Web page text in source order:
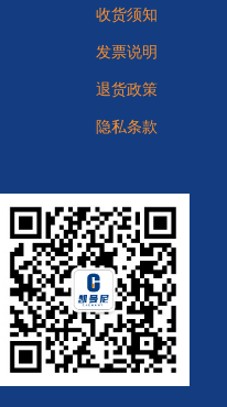
收货须知
发票说明
退货政策
隐私条款